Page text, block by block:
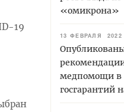
19
«омикрона»
13 ФЕВРАЛЯ 2022
медпомощи в
госгарантий